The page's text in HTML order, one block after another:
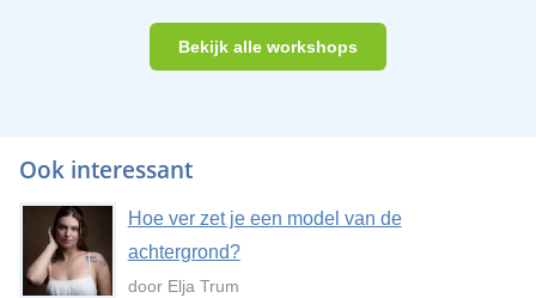
Bekijk alle workshops
Ook interessant
Hoe ver zet je een model van de
achtergrond?
door Elja Trum